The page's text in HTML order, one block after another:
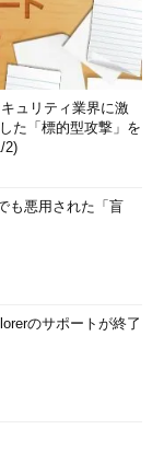
ュリティ業界に激
た「標的型攻撃」を
2)
も悪用された「盲
のサポートが終了